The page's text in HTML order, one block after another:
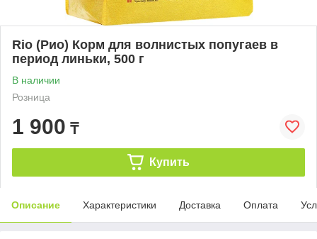
Rio (Рио) Корм для волнистых попугаев в
период линьки, 500 г
В наличии
Розница
1 900 ₸
Купить
Описание Характеристики Доставка Оплата